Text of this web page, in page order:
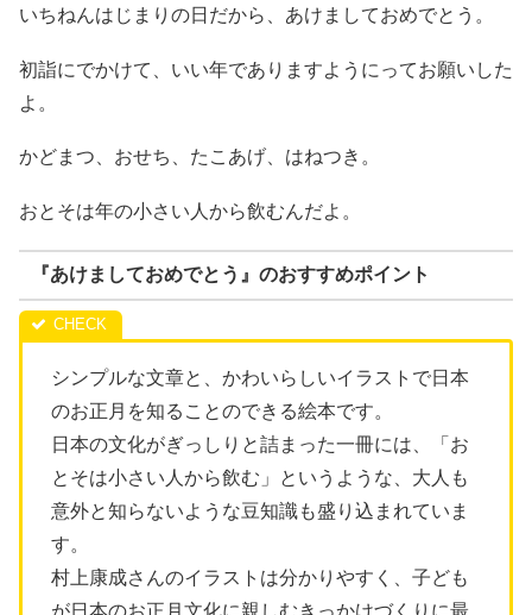
いちねんはじまりの日だから、あけましておめでとう。
初詣にでかけて、いい年でありますようにってお願いした
よ。
かどまつ、おせち、たこあげ、はねつき。
おとそは年の小さい人から飲むんだよ。
『あけましておめでとう』のおすすめポイント
シンプルな文章と、かわいらしいイラストで日本
のお正月を知ることのできる絵本です。
日本の文化がぎっしりと詰まった一冊には、「お
とそは小さい人から飲む」というような、大人も
意外と知らないような豆知識も盛り込まれていま
す。
村上康成さんのイラストは分かりやすく、子ども
が日本のお正月文化に親しむきっかけづくりに最